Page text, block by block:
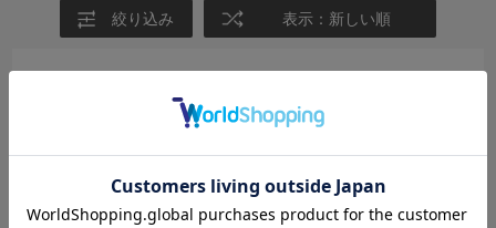
絞り込み 表示：新しい順
年代:50代 性別:女性 身長: 161～165cm